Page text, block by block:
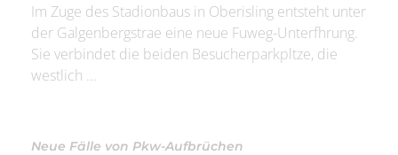
Im Zuge des Stadionbaus in Oberisling entsteht unter
der Galgenbergstrae eine neue Fuweg-Unterfhrung.
Sie verbindet die beiden Besucherparkpltze, die
westlich ...
Neue Fälle von Pkw-Aufbrüchen